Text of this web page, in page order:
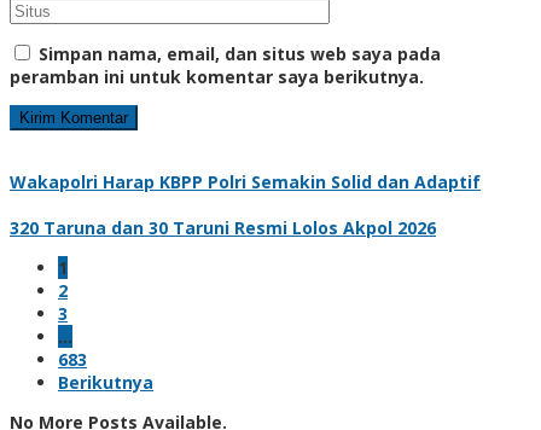
Simpan nama, email, dan situs web saya pada
peramban ini untuk komentar saya berikutnya.
Wakapolri Harap KBPP Polri Semakin Solid dan Adaptif
320 Taruna dan 30 Taruni Resmi Lolos Akpol 2026
1
2
3
…
683
Berikutnya
No More Posts Available.